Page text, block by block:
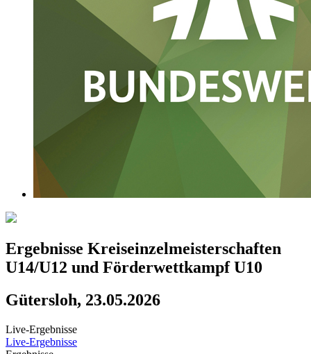
Ergebnisse Kreiseinzelmeisterschaften
U14/U12 und Förderwettkampf U10
Gütersloh, 23.05.2026
Live-Ergebnisse
Live-Ergebnisse